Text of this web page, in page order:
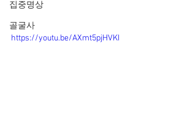
집중명상
골굴사
https://youtu.be/AXmt5pjHVKI